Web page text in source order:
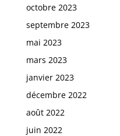
octobre 2023
septembre 2023
mai 2023
mars 2023
janvier 2023
décembre 2022
août 2022
juin 2022